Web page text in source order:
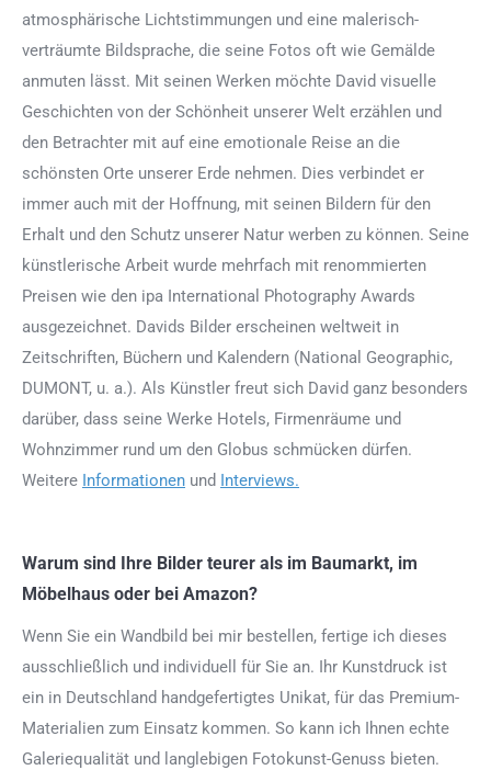
atmosphärische Lichtstimmungen und eine malerisch-
verträumte Bildsprache, die seine Fotos oft wie Gemälde
anmuten lässt. Mit seinen Werken möchte David visuelle
Geschichten von der Schönheit unserer Welt erzählen und
den Betrachter mit auf eine emotionale Reise an die
schönsten Orte unserer Erde nehmen. Dies verbindet er
immer auch mit der Hoffnung, mit seinen Bildern für den
Erhalt und den Schutz unserer Natur werben zu können. Seine
künstlerische Arbeit wurde mehrfach mit renommierten
Preisen wie den ipa International Photography Awards
ausgezeichnet. Davids Bilder erscheinen weltweit in
Zeitschriften, Büchern und Kalendern (National Geographic,
DUMONT, u. a.). Als Künstler freut sich David ganz besonders
darüber, dass seine Werke Hotels, Firmenräume und
Wohnzimmer rund um den Globus schmücken dürfen.
Weitere Informationen und Interviews.
Warum sind Ihre Bilder teurer als im Baumarkt, im
Möbelhaus oder bei Amazon?
Wenn Sie ein Wandbild bei mir bestellen, fertige ich dieses
ausschließlich und individuell für Sie an. Ihr Kunstdruck ist
ein in Deutschland handgefertigtes Unikat, für das Premium-
Materialien zum Einsatz kommen. So kann ich Ihnen echte
Galeriequalität und langlebigen Fotokunst-Genuss bieten.